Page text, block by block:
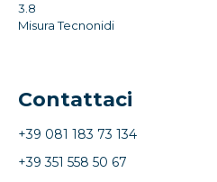
3.8
Misura Tecnonidi
Contattaci
+39 081 183 73 134
+39 351 558 50 67